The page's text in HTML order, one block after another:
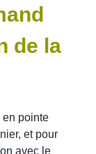
de la
en pointe
et pour
avec le